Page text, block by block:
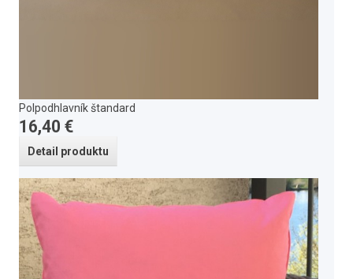
Polpodhlavník štandard
16,40 €
Detail produktu